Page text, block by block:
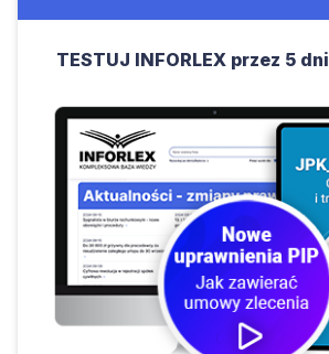
TESTUJ INFORLEX przez 5 dni